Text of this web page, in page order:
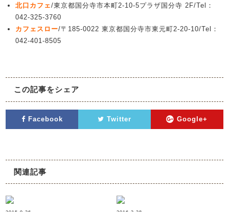
北口カフェ/東京都国分寺市本町2-10-5プラザ国分寺 2F/Tel：
042-325-3760
カフェスロー/〒185-0022 東京都国分寺市東元町2-20-10/Tel：
042-401-8505
この記事をシェア
Facebook Twitter Google+
関連記事